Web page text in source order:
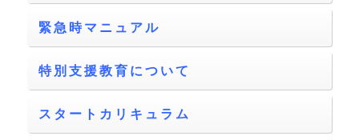
緊急時マニュアル
特別支援教育について
スタートカリキュラム